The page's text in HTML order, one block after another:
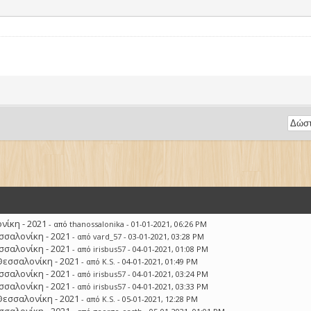
- 2021 - απόthanossalonika - 01-01-2021, 06:26 PM
- 2021 - απόvard_57 - 03-01-2021, 03:28 PM
- 2021 - από irisbus57 - 04-01-2021, 01:08 PM
- 2021 - από K.S. - 04-01-2021, 01:49 PM
- 2021 - από irisbus57 - 04-01-2021, 03:24 PM
- 2021 - από irisbus57 - 04-01-2021, 03:33 PM
- 2021 - από K.S. - 05-01-2021, 12:28 PM